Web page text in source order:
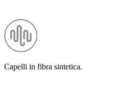
Capelli in fibra sintetica.